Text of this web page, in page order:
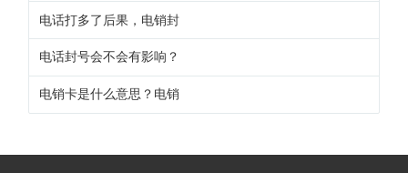
电话打多了后果，电销封
电话封号会不会有影响？
电销卡是什么意思？电销